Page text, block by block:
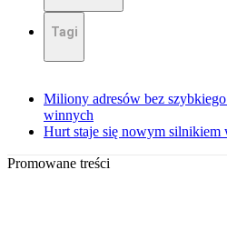
Tagi
Miliony adresów bez
winnych
Hurt staje się nowym silnikiem
Promowane treści